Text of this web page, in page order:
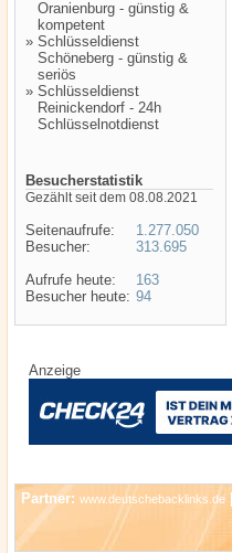
Oranienburg - günstig &
kompetent
» Schlüsseldienst
Schöneberg - günstig &
seriös
» Schlüsseldienst
Reinickendorf - 24h
Schlüsselnotdienst
Besucherstatistik
Gezählt seit dem 08.08.2021
Seitenaufrufe:
Besucher:
Aufrufe heute:
Besucher heute:
1.277.050
313.695
163
94
Anzeige
Partner: www.deutschebacklinks.de